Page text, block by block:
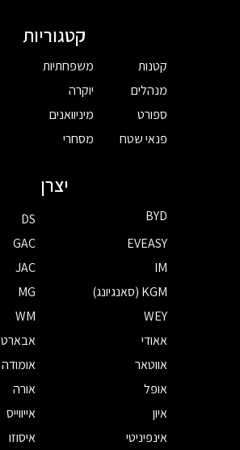
קטגוריות
קטנות
מנהלים
ספורט
פנאי שטח
משפחתיות
יוקרה
מיניוואנים
מסחרי
יצרן
BYD
DS
EVEASY
GAC
IM
JAC
KGM (סאנגיונג)
MG
WEY
WM
אאודי
אבארט
אווטאר
אומודה
אופל
אורה
איון
אייווייס
אינפיניטי
איסוזו